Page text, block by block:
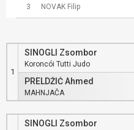
3 NOVAK Filip
1
SINOGLI Zsombor
Koroncói Tutti Judo
PRELDŽIĆ Ahmed
MAHNJAČA
SINOGLI Zsombor